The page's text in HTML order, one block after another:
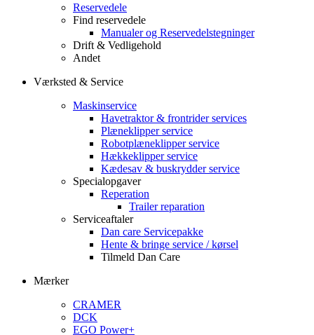
Reservedele
Find reservedele
Manualer og Reservedelstegninger
Drift & Vedligehold
Andet
Værksted & Service
Maskinservice
Havetraktor & frontrider services
Plæneklipper service
Robotplæneklipper service
Hækkeklipper service
Kædesav & buskrydder service
Specialopgaver
Reperation
Trailer reparation
Serviceaftaler
Dan care Servicepakke
Hente & bringe service / kørsel
Tilmeld Dan Care
Mærker
CRAMER
DCK
EGO Power+